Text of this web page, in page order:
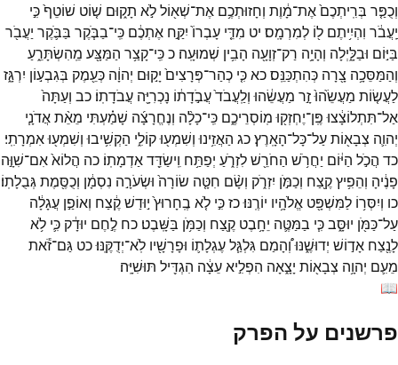
וְכֻפַּ֤ר בְּרִֽיתְכֶם֙אֶת־מָ֔וֶת וְחָזוּתְכֶ֥ם אֶת־שְׁא֖וֹללֹ֣א תָק֑וּם שׁ֤וֹט שׁוֹטֵף֙כִּ֣י
יַֽעֲבֹ֔ר וִהְיִ֥יתֶם ל֖וֹ לְמִרְמָֽס׃ יט מִדֵּ֤י עָבְרוֹ֙ יִקַּ֣ח אֶתְכֶ֔ם כִּֽי־בַבֹּ֧קֶר בַּבֹּ֛קֶר יַעֲבֹ֖ר
בַּיּ֣וֹם וּבַלָּ֑יְלָה וְהָיָ֥ה רַק־זְוָעָ֖ה הָבִ֥ין שְׁמוּעָֽה׃ ככִּֽי־קָצַ֥ר הַמַּצָּ֖ע מֵֽהִשְׂתָּרֵ֑עַ
וְהַמַּסֵּכָ֥ה צָ֖רָה כְּהִתְכַּנֵּֽס׃כאכִּ֤י כְהַר־פְּרָצִים֙ יָק֣וּם יְהוָ֔ה כְּעֵ֖מֶק בְּגִבְע֣וֹן יִרְגָּ֑ז
לַעֲשׂ֤וֹת מַעֲשֵׂ֙הוּ֙זָ֣ר מַעֲשֵׂ֔הוּ וְלַֽעֲבֹד֙עֲבֹ֣דָת֔וֹ נָכְרִיָּ֖ה עֲבֹדָתֽוֹ׃ כב וְעַתָּה֙
אַל־תִּתְלוֹצָ֔צוּ פֶּֽן־יֶחְזְק֖וּ מֽוֹסְרֵיכֶ֑ם כִּֽי־כָלָ֨ה וְנֶחֱרָצָ֜ה שָׁמַ֗עְתִּי מֵאֵ֨תאֲדֹנָ֧י
יְהוִ֛ה צְבָא֖וֹתעַל־כָּל־הָאָֽרֶץ׃כג הַאֲזִ֥ינוּ וְשִׁמְע֖וּקוֹלִ֑י הַקְשִׁ֥יבוּ וְשִׁמְע֖וּאִמְרָתִֽי׃
כד הֲכֹ֣ל הַיּ֔וֹם יַחֲרֹ֥שׁ הַחֹרֵ֖שׁלִזְרֹ֑עַ יְפַתַּ֥ח וִֽישַׂדֵּ֖דאַדְמָתֽוֹ׃ כה הֲלוֹא֙אִם־שִׁוָּ֣ה
פָנֶ֔יהָ וְהֵפִ֥יץקֶ֖צַח וְכַמֹּ֣ן יִזְרֹ֑ק וְשָׂ֨ם חִטָּ֤ה שׂוֹרָה֙ וּשְׂעֹרָ֣ה נִסְמָ֔ן וְכֻסֶּ֖מֶתגְּבֻלָתֽוֹ׃
כו וְיִסְּר֥וֹ לַמִּשְׁפָּ֖ט אֱלֹהָ֥יו יוֹרֶֽנּוּ׃כזכִּ֣י לֹ֤א בֶֽחָרוּץ֙ י֣וּדַשׁקֶ֔צַח וְאוֹפַ֣ן עֲגָלָ֔ה
עַל־כַּמֹּ֖ן יוּסָּ֑בכִּ֧י בַמַּטֶּ֛ה יֵחָ֥בֶט קֶ֖צַח וְכַמֹּ֥ן בַּשָּֽׁבֶט׃ כח לֶ֣חֶם יוּדָ֔ק כִּ֛י לֹ֥א
לָנֶ֖צַח אָד֣וֹשׁ יְדוּשֶׁ֑נּוּוְ֠הָמַם גִּלְגַּ֧לעֶגְלָת֛וֹ וּפָרָשָׁ֖יו לֹֽא־יְדֻקֶּֽנּוּ׃כט גַּם־זֹ֕את
מֵעִ֛ם יְהוָ֥ה צְבָא֖וֹת יָצָ֑אָה הִפְלִ֣יאעֵצָ֔ה הִגְדִּ֖יל תּוּשִׁיָּֽה׃
📖
פרשנים על הפרק